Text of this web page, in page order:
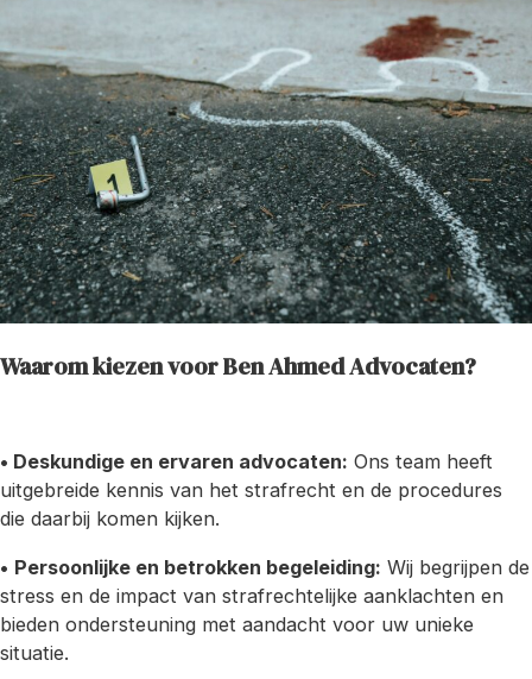
Waarom kiezen voor Ben Ahmed Advocaten?
• Deskundige en ervaren advocaten: Ons team heeft
uitgebreide kennis van het strafrecht en de procedures
die daarbij komen kijken.
• Persoonlijke en betrokken begeleiding: Wij begrijpen de
stress en de impact van strafrechtelijke aanklachten en
bieden ondersteuning met aandacht voor uw unieke
situatie.